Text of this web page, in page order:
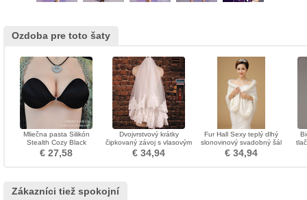
Ozdoba pre toto šaty
Mliečna pasta Silikón
Stealth Cozy Black
Neviditeľná podprsenka
€ 27,58
Dvojvrstvový krátky
čipkovaný závoj s vlasovým
hrebeňom svadobné
doplnky svadobný
€ 34,94
Fur Hall Sexy teplý dlhý
slonovinový svadobný šál
€ 34,94
Zákazníci tiež spokojní